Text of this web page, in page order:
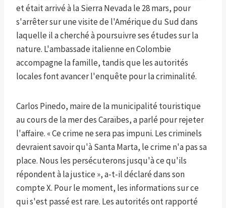
et était arrivé à la Sierra Nevada le 28 mars, pour
s'arrêter sur une visite de l'Amérique du Sud dans
laquelle il a cherché à poursuivre ses études sur la
nature. L'ambassade italienne en Colombie
accompagne la famille, tandis que les autorités
locales font avancer l'enquête pour la criminalité.
Carlos Pinedo, maire de la municipalité touristique
au cours de la mer des Caraïbes, a parlé pour rejeter
l'affaire. « Ce crime ne sera pas impuni. Les criminels
devraient savoir qu'à Santa Marta, le crime n'a pas sa
place. Nous les persécuterons jusqu'à ce qu'ils
répondent à la justice », a-t-il déclaré dans son
compte X. Pour le moment, les informations sur ce
qui s'est passé est rare. Les autorités ont rapporté